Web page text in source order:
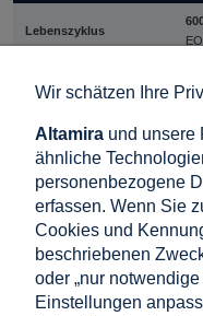
Lebenszyklus
Maximale Modulanzahl
Dateien zum
Wir schätzen Ihre
Altamira und unsere
ähnliche
personenbezogene
erfassen. Wenn Sie
Cookies und
beschriebenen
oder „nur
Einstellungen